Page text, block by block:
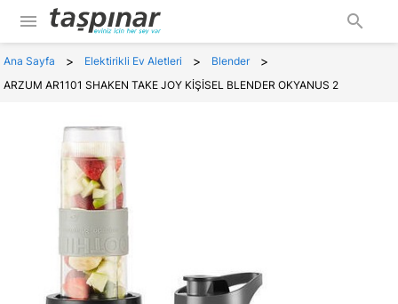
menu search
Ana Sayfa > Elektirikli Ev Aletleri > Blender >
ARZUM AR1101 SHAKEN TAKE JOY KİŞİSEL BLENDER OKYANUS 2